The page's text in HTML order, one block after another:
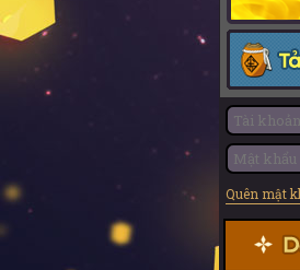
Quên mật